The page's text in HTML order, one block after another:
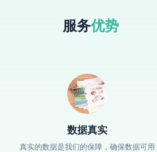
服务优势
数据真实
真实的数据是我们的保障，确保数据可用